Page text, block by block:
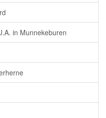
in Munnekeburen